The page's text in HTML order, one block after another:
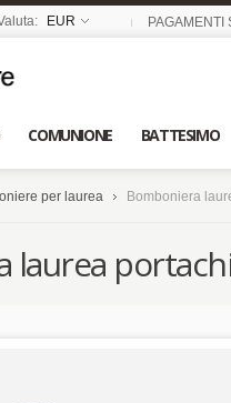
EUR PAGAMENTI
COMUNIONE BATTESIMO
per laurea Bomboniera
laurea